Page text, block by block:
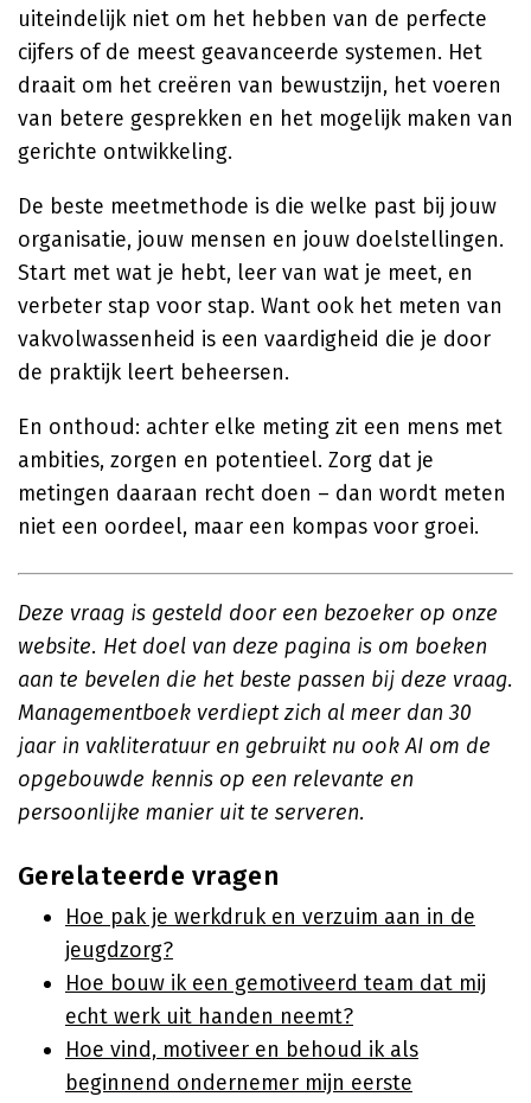
uiteindelijk niet om het hebben van de perfecte
cijfers of de meest geavanceerde systemen. Het
draait om het creëren van bewustzijn, het voeren
van betere gesprekken en het mogelijk maken van
gerichte ontwikkeling.
De beste meetmethode is die welke past bij jouw
organisatie, jouw mensen en jouw doelstellingen.
Start met wat je hebt, leer van wat je meet, en
verbeter stap voor stap. Want ook het meten van
vakvolwassenheid is een vaardigheid die je door
de praktijk leert beheersen.
En onthoud: achter elke meting zit een mens met
ambities, zorgen en potentieel. Zorg dat je
metingen daaraan recht doen – dan wordt meten
niet een oordeel, maar een kompas voor groei.
Deze vraag is gesteld door een bezoeker op onze
website. Het doel van deze pagina is om boeken
aan te bevelen die het beste passen bij deze vraag.
Managementboek verdiept zich al meer dan 30
jaar in vakliteratuur en gebruikt nu ook AI om de
opgebouwde kennis op een relevante en
persoonlijke manier uit te serveren.
Gerelateerde vragen
Hoe pak je werkdruk en verzuim aan in de
jeugdzorg?
Hoe bouw ik een gemotiveerd team dat mij
echt werk uit handen neemt?
Hoe vind, motiveer en behoud ik als
beginnend ondernemer mijn eerste